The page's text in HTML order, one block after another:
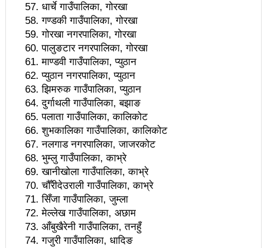
स्वतन्त्र निजामती कर्मचारी संगठनको धर्नामा प्रहरीको हस्तक्षेपः
अध्यक्षसहित केही पक्राउ
नयाँ अनलाइनका
प्रकाशक, सम्पादकद्वारा आचारसंहिता पालनामा प्रतिबद्धता
उसु खेलाडीलाई बिदाइ
दुबईमा ठगिएका नेपालीबारे रास्वपाले गरायो दुतावासलाई
ध्यानाकर्षण
शहरी विकास मन्त्रालयका कारण बन्चरेडाँडाको फोहोर समस्या
बल्झियो
प्रचण्डपत्नी दाहालको निधनः आजै अन्त्येष्टी गरिने
विगतका अनुभवबाट शिक्षा लिएर कम्युनिष्टहरु एकताबद्ध
धार्चे गाउँपालिका, गोरखा
गण्डकी गाउँपालिका, गोरखा
गोरखा नगरपालिका, गोरखा
पालुङटार नगरपालिका, गोरखा
माण्डवी गाउँपालिका, प्युठान
प्युठान नगरपालिका, प्युठान
झिमरुक गाउँपालिका, प्युठान
दुर्गाथली गाउँपालिका, बझाङ
पलाता गाउँपालिका, कालिकोट
शुभकालिका गाउँपालिका, कालिकोट
नलगाड नगरपालिका, जाजरकोट
भुम्लु गाउँपालिका, काभ्रे
खानीखोला गाउँपालिका, काभ्रे
चौँरीदेउराली गाउँपालिका, काभ्रे
सिँजा गाउँपालिका, जुम्ला
मेल्लेख गाउँपालिका, अछाम
आँबुखैरेनी गाउँपालिका, तनहुँ
गजुरी गाउँपालिका, धादिङ